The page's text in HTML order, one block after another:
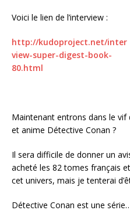
Voici le lien de l’interview :
http://kudoproject.net/inter
view-super-digest-book-
80.html
Maintenant entrons dans le vif
et anime Détective Conan ?
Il sera difficile de donner un
acheté les 82 tomes français
cet univers, mais je tenterai
Détective Conan est une